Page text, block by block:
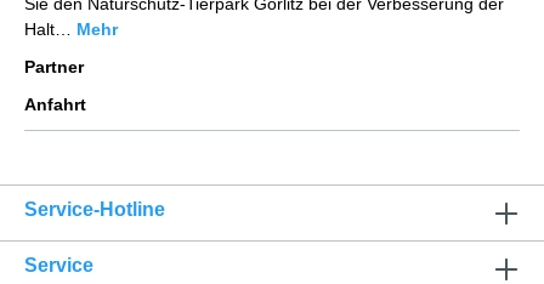
Halt… Mehr
Partner
Anfahrt
Service-Hotline
Service